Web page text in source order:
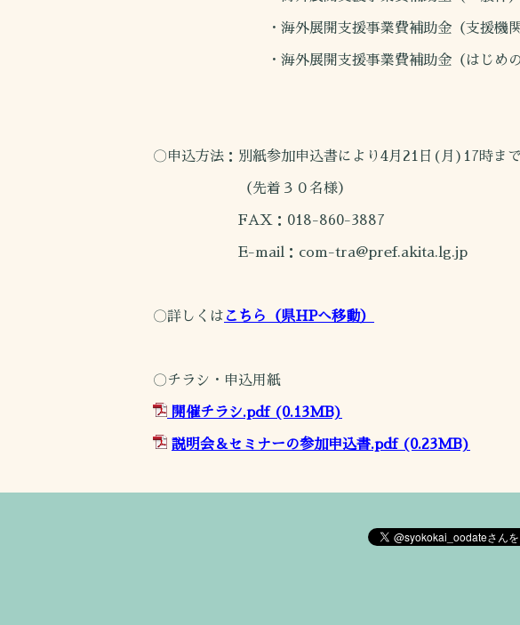
・海外展開支援事業費補助金（支援機関
・海外展開支援事業費補助金（はじめの一
〇申込方法：別紙参加申込書により4月21日(月)17時ま
（先着３０名様）
FAX：018-860-3887
E-mail：com-tra@pref.akita.lg.jp
〇詳しくは こちら（県HPへ移動）
〇チラシ・申込用紙
開催チラシ.pdf(0.13MB)
説明会＆セミナーの参加申込書.pdf(0.23MB)